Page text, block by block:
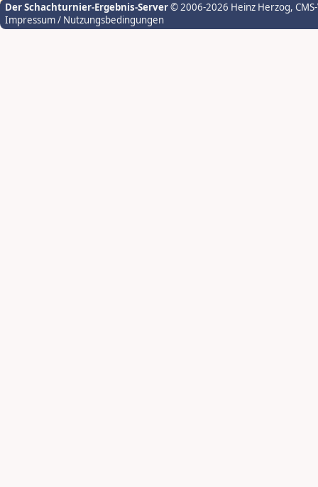
Der Schachturnier-Ergebnis-Server© 2006-2026 Heinz Herzog,
Impressum / Nutzungsbedingungen